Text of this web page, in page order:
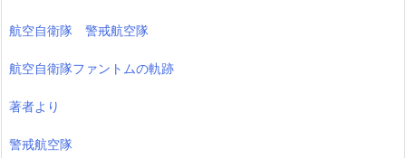
航空自衛隊 警戒航空隊
航空自衛隊ファントムの軌跡
著者より
警戒航空隊